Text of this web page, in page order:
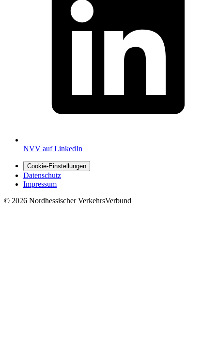
NVV auf LinkedIn
Cookie-Einstellungen
Datenschutz
Impressum
© 2026 Nordhessischer VerkehrsVerbund